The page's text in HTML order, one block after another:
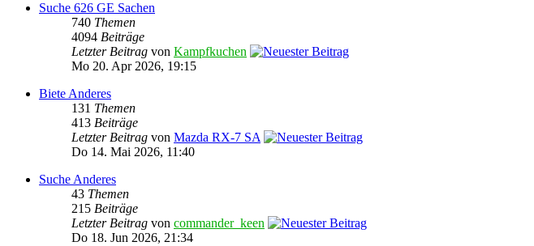
Suche 626 GE Sachen
740 Themen
4094 Beiträge
Letzter Beitrag von Kampfkuchen
Mo 20. Apr 2026, 19:15
Biete Anderes
131 Themen
413 Beiträge
Letzter Beitrag von Mazda RX-7 SA
Do 14. Mai 2026, 11:40
Suche Anderes
43 Themen
215 Beiträge
Letzter Beitrag von commander_keen
Do 18. Jun 2026, 21:34